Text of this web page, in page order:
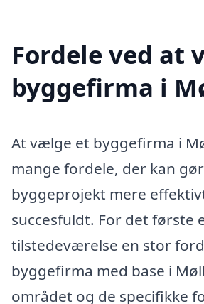
Fordele ved at
byggefirma i
At vælge et byggefirma i
mange fordele, der kan
byggeprojekt mere
succesfuldt. For det første
tilstedeværelse en stor
byggefirma med base i
området og de specifikke